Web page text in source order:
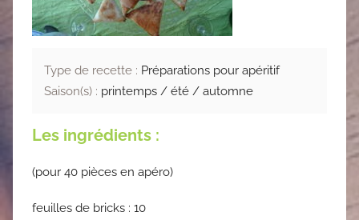
Type de recette : Préparations pour apéritif
Saison(s) : printemps / été / automne
Les ingrédients :
(pour 40 pièces en apéro)
feuilles de bricks : 10